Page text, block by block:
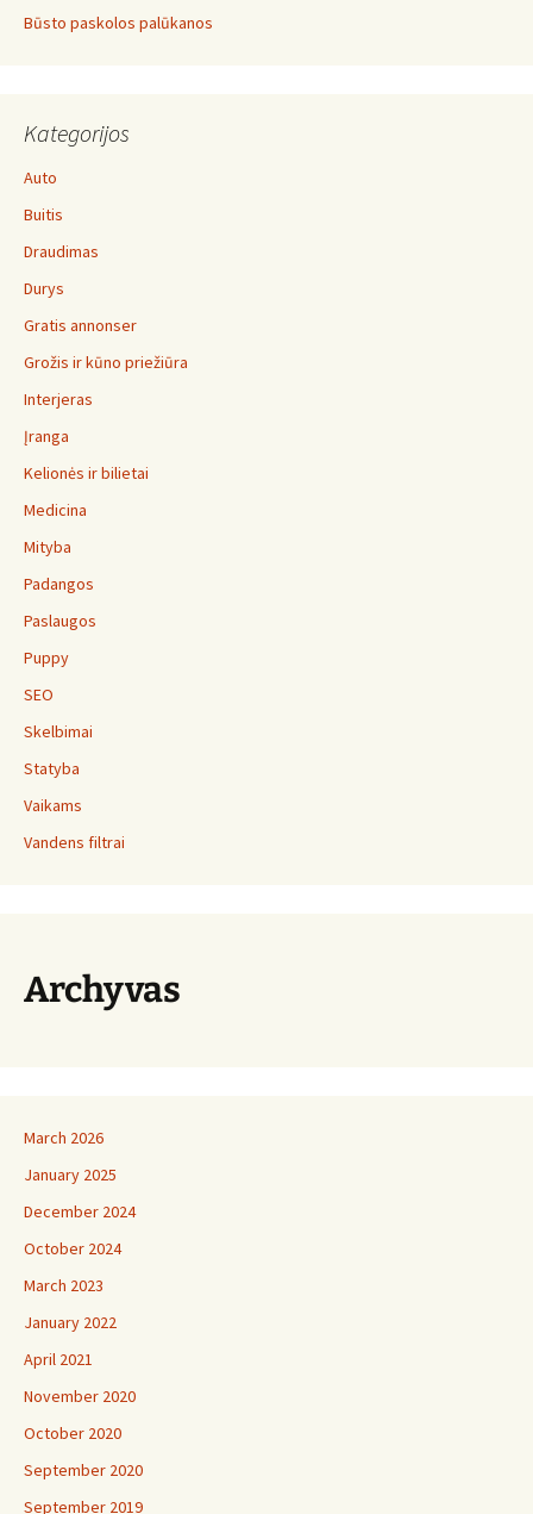
Būsto paskolos palūkanos
Kategorijos
Auto
Buitis
Draudimas
Durys
Gratis annonser
Grožis ir kūno priežiūra
Interjeras
Įranga
Kelionės ir bilietai
Medicina
Mityba
Padangos
Paslaugos
Puppy
SEO
Skelbimai
Statyba
Vaikams
Vandens filtrai
Archyvas
March 2026
January 2025
December 2024
October 2024
March 2023
January 2022
April 2021
November 2020
October 2020
September 2020
September 2019